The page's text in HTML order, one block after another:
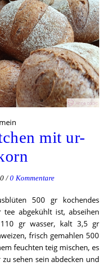
mit ur-
/ 0 Kommentare
abgekühlt ist, abseihen
gr wasser, kalt 3,5 gr
frisch gemahlen 500
feuchten teig mischen, es
sehen sein abdecken und